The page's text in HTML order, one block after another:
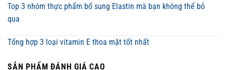
Top 3 nhóm thực phẩm bổ sung Elastin mà bạn không thể bỏ
qua
Tổng hợp 3 loại vitamin E thoa mặt tốt nhất
SẢN PHẨM ĐÁNH GIÁ CAO